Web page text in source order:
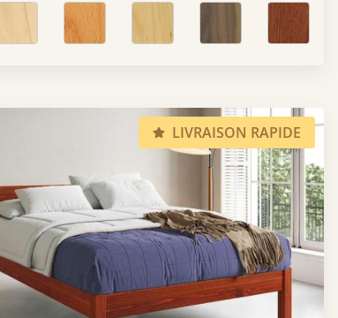
LIVRAISON RAPIDE